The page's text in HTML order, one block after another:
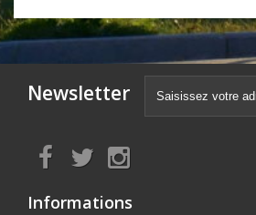
Newsletter
Informations